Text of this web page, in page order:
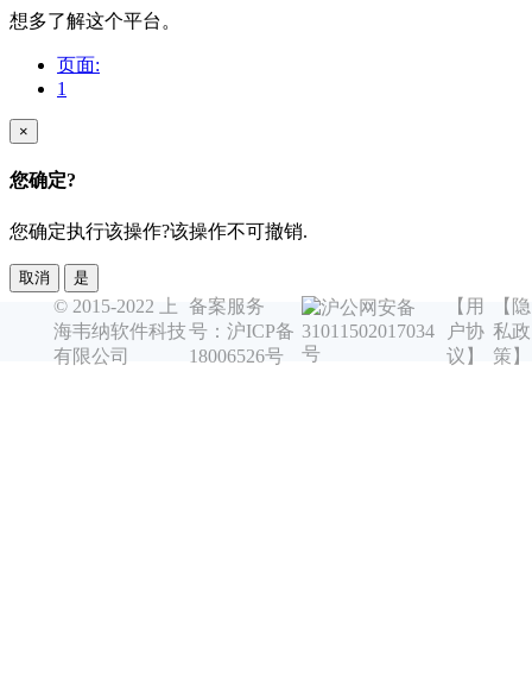
想多了解这个平台。
页面:
1
×
您确定?
您确定执行该操作?该操作不可撤销.
取消 是
© 2015-2022 上
海韦纳软件科技
有限公司
备案服务
号：沪ICP备
18006526号
沪公网安备
31011502017034
号
【用
户协
议】
【隐
私政
策】